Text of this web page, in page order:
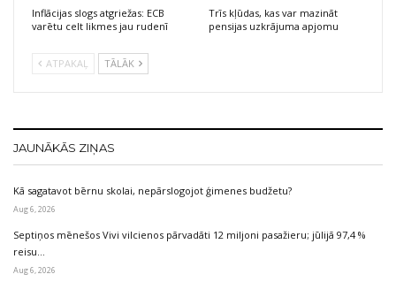
Inflācijas slogs atgriežas: ECB
varētu celt likmes jau rudenī
Trīs kļūdas, kas var mazināt
pensijas uzkrājuma apjomu
ATPAKAĻ TĀLĀK
JAUNĀKĀS ZIŅAS
Kā sagatavot bērnu skolai, nepārslogojot ģimenes budžetu?
Aug 6, 2026
Septiņos mēnešos Vivi vilcienos pārvadāti 12 miljoni pasažieru; jūlijā 97,4 %
reisu…
Aug 6, 2026